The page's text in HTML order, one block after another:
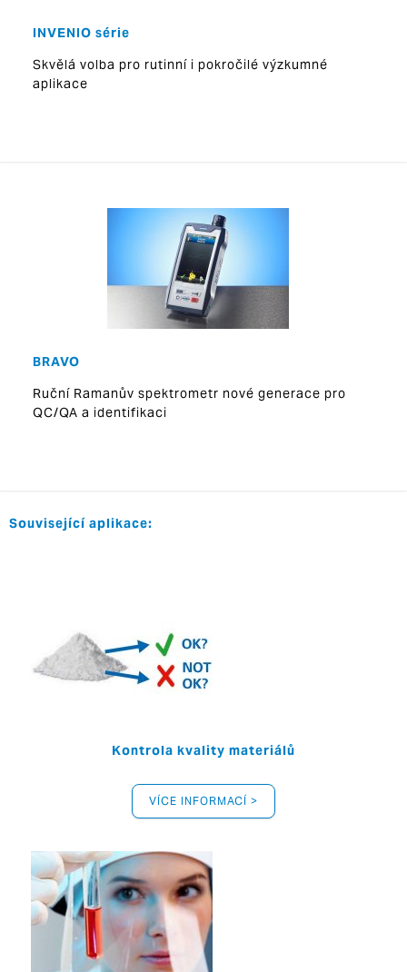
INVENIO série
Skvělá volba pro rutinní i pokročilé výzkumné
aplikace
BRAVO
Ruční Ramanův spektrometr nové generace pro
QC/QA a identifikaci
Související aplikace:
Kontrola kvality materiálů
VÍCE INFORMACÍ >